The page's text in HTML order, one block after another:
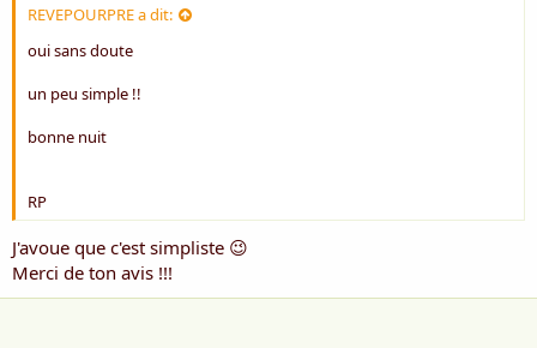
REVEPOURPRE a dit:
oui sans doute
un peu simple !!
bonne nuit
RP
J'avoue que c'est simpliste 😉
Merci de ton avis !!!